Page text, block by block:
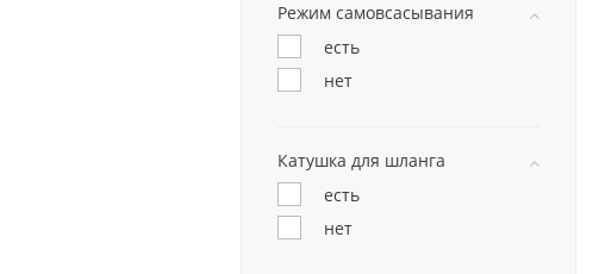
Режим самовсасывания
есть
нет
Катушка для шланга
есть
нет